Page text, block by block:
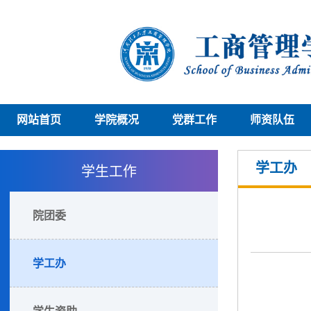
网站首页 学院概况 党群工作 师资队伍
学生工作
院团委
学工办
学工办